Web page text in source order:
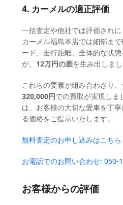
4. カーメルの適正評価
一括査定や他社では評価されに
カーメル福島本店では細部ま
ード、走行距離、全体的な状
が、 12万円の差を生み出しまし
これらの要素が組み合わさり、
320,000円での買取が実現しま
は、お客様の大切な愛車を丁
る価格をご提示いたします。
無料査定のお申し込みはこちら
お電話でのお問い合わせ: 050-
お客様からの評価